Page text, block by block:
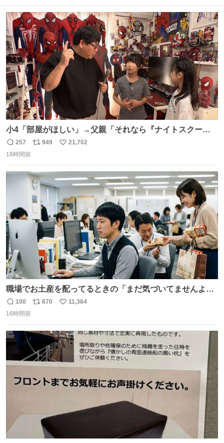
小4「部屋がほしい」→父親「それなら『ナイトスクー
プ』に言え！無理やろけどな…」
oricon.co.jp/news/2472553/f… ⠀ 「父の部屋を奪いたい」
に、父が2部屋使い、姉妹は1部屋。文句を言うと「ナイト
スクープに改造してもらえ！無理やろけどな」と
返
信
257
リ
ト
数
949
い
数
21,702
16時間前
職場でお土産を配ってるときの「まだ気づいてませんよ」
的な演技が毎回シンドい。
返
信
100
リ
数
670
い
数
11,364
16時間前